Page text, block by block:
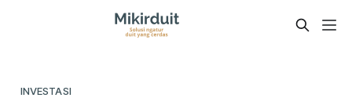
INVESTASI